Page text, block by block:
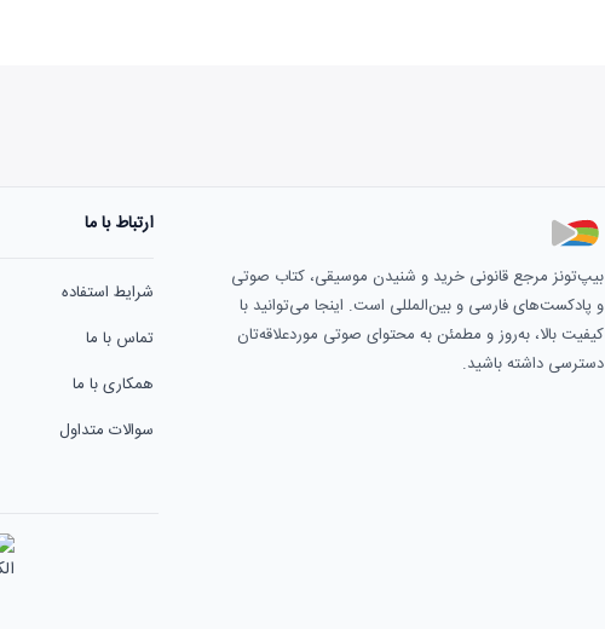
هنوز نظری به
بیپ‌تونز مرجع قانونی خرید و شنیدن موسیقی، کتاب صوتی
و پادکست‌های فارسی و بین‌المللی است. اینجا می‌توانید با
کیفیت بالا، به‌روز و مطمئن به محتوای صوتی موردعلاقه‌تان
دسترسی داشته باشید.
ارتباط با ما
شرایط استفاده
تماس با ما
همکاری با ما
سوالات متداول